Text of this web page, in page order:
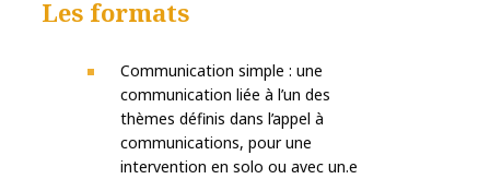
Les formats
Communication simple : une
communication liée à l’un des
thèmes définis dans l’appel à
communications, pour une
intervention en solo ou avec un.e